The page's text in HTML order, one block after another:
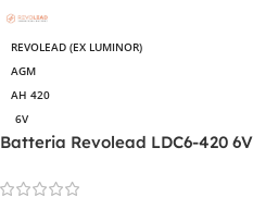
REVOLEAD (EX LUMINOR)
AGM
AH 420
6V
Batteria Revolead LDC6-420